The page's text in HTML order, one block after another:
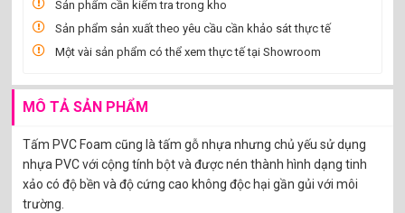
Sản phẩm cần kiểm tra trong kho
Sản phẩm sản xuất theo yêu cầu cần khảo sát thực tế
Một vài sản phẩm có thể xem thực tế tại Showroom
MÔ TẢ SẢN PHẨM
Tấm PVC Foam cũng là tấm gỗ nhựa nhưng chủ yếu sử dụng
nhựa PVC với cộng tính bột và được nén thành hình dạng tinh
xảo có độ bền và độ cứng cao không độc hại gần gủi với môi
trường.